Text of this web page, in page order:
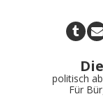
politisch
Für